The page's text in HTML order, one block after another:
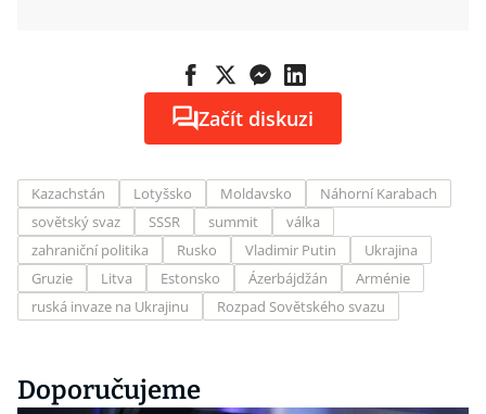
Začít diskuzi
Kazachstán Lotyšsko Moldavsko
Náhorní Karabach
sovětský svaz
SSSR summit
válka
zahraniční politika
Rusko Vladimir Putin
Ukrajina
Gruzie
Litva Estonsko Ázerbájdžán
Arménie
ruská invaze na Ukrajinu
Rozpad Sovětského svazu
Doporučujeme